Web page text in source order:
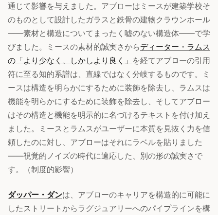
通じて影響を与えました。アブローはミースが建築学校そ
のものとして設計したガラスと鉄骨の建物クラウンホール
——素材と構造についてまったく嘘のない構造体——で学
びました。ミースの素材的誠実さからディーター・ラムス
の「より少なく、しかしより良く」 を経てアブローの引用
符に至る知的系譜は、直線ではなく分岐するものです。ミ
ースは構造を明らかにするために装飾を除去し、ラムスは
機能を明らかにするために装飾を除去し、そしてアブロー
はその構造と機能を明示的に名づけるテキストを付け加え
ました。ミースとラムスがユーザーに本質を見抜く力を信
頼したのに対し、アブローはそれにラベルを貼りました
——視覚的ノイズの時代に適応した、別の形の誠実さで
す。（制度的影響）
ダッパー・ダンは、アブローのキャリアを構造的に可能に
したストリートからラグジュアリーへのパイプラインを構